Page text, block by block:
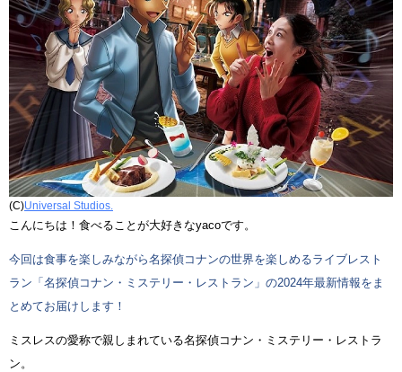
(C)Universal Studios.
こんにちは！食べることが大好きなyacoです。
今回は食事を楽しみながら名探偵コナンの世界を楽しめるライブレスト
ラン「名探偵コナン・ミステリー・レストラン」の2024年最新情報をま
とめてお届けします！
ミスレスの愛称で親しまれている名探偵コナン・ミステリー・レストラ
ン。